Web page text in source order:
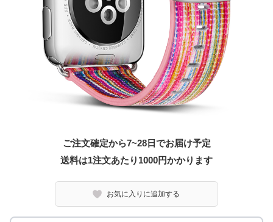
ご注文確定から7~28日でお届け予定
送料は1注文あたり 1000円かかります
お気に入りに追加する